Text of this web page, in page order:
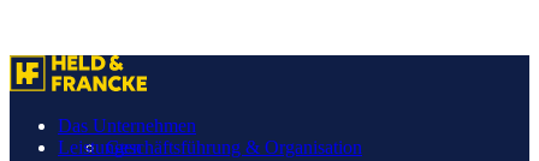
Das Unternehmen
Geschäftsführung & Organisation
Leistungen